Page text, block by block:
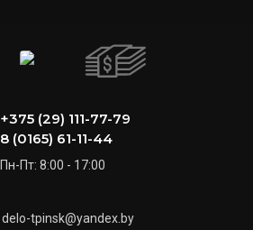
+375 (29) 111-77-79
8 (0165) 61-11-44
Пн-Пт: 8:00 - 17:00
delo-tpinsk@yandex.by